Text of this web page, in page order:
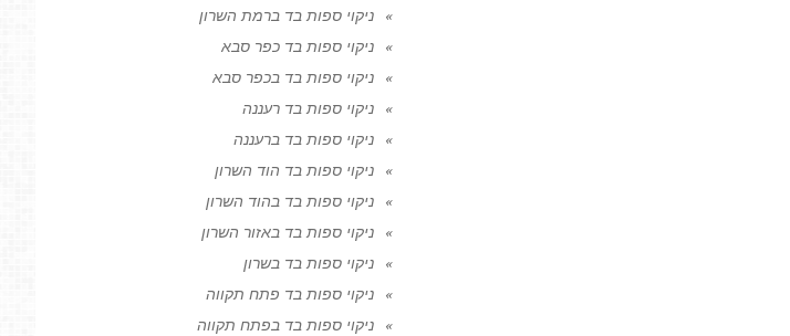
ניקוי ספות בד ברמת השרון
ניקוי ספות בד כפר סבא
ניקוי ספות בד בכפר סבא
ניקוי ספות בד רעננה
ניקוי ספות בד ברעננה
ניקוי ספות בד הוד השרון
ניקוי ספות בד בהוד השרון
ניקוי ספות בד באזור השרון
ניקוי ספות בד בשרון
ניקוי ספות בד פתח תקווה
ניקוי ספות בד בפתח תקווה